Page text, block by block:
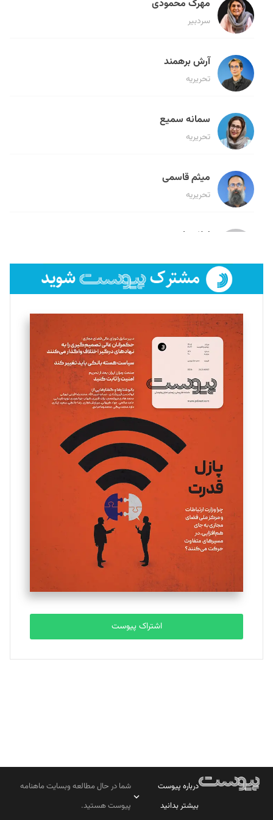
مهرک محمودی
سردبیر
آرش برهمند
تحریریه
سمانه سمیع
تحریریه
میثم قاسمی
تحریریه
لیلا حنارود
فائزه فتحی رستمی
تحریریه
سروش کرمیان
تحریریه
مینا پاکدل
یسنا امان‌پور
تحریریه
ملینا جعفری
تحریریه
مصطفی مسجدی آرانی
تحریریه
بابک نقاش
تحریریه
اشتراک پیوست
درباره پیوست
بیشتر بدانید
شما در حال مطالعه وبسایت ماهنامه
پیوست هستید.